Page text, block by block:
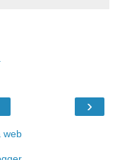
›
web